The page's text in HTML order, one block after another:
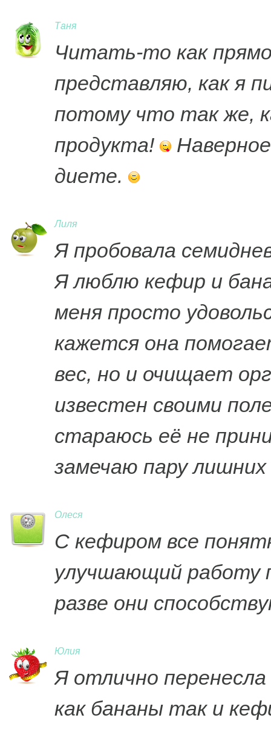
Таня
Читать-то как
представляю, как я
потому что так же,
продукта!
диете.
Лиля
Я пробовала
Я люблю кефир и
меня просто
кажется она
вес, но и очищает
известен своими
стараюсь её не
замечаю пару
Олеся
С кефиром все
улучшающий работу
разве они
Юлия
Я отлично
как бананы так и